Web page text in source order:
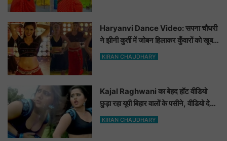
Haryanvi Dance Video: सपना चौधरी
ने झीनी कुर्ती में जोबन हिलाकर कुँवारों को खूब
ललचाया, यूट्यूब पर छाया Hot Dance
KIRAN CHAUDHARY
Kajal Raghwani का बेहद हॉट वीडियो
छुड़ा रहा यूपी बिहार वालों के पसीने, वीडियो देख
आप भी हो जाओगे बेकाबू
KIRAN CHAUDHARY